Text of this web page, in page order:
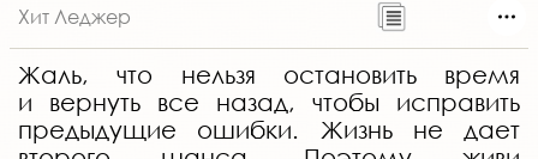
Хит Леджер
Жаль, что нельзя остановить время
и вернуть все назад, чтобы исправить
предыдущие ошибки. Жизнь не дает